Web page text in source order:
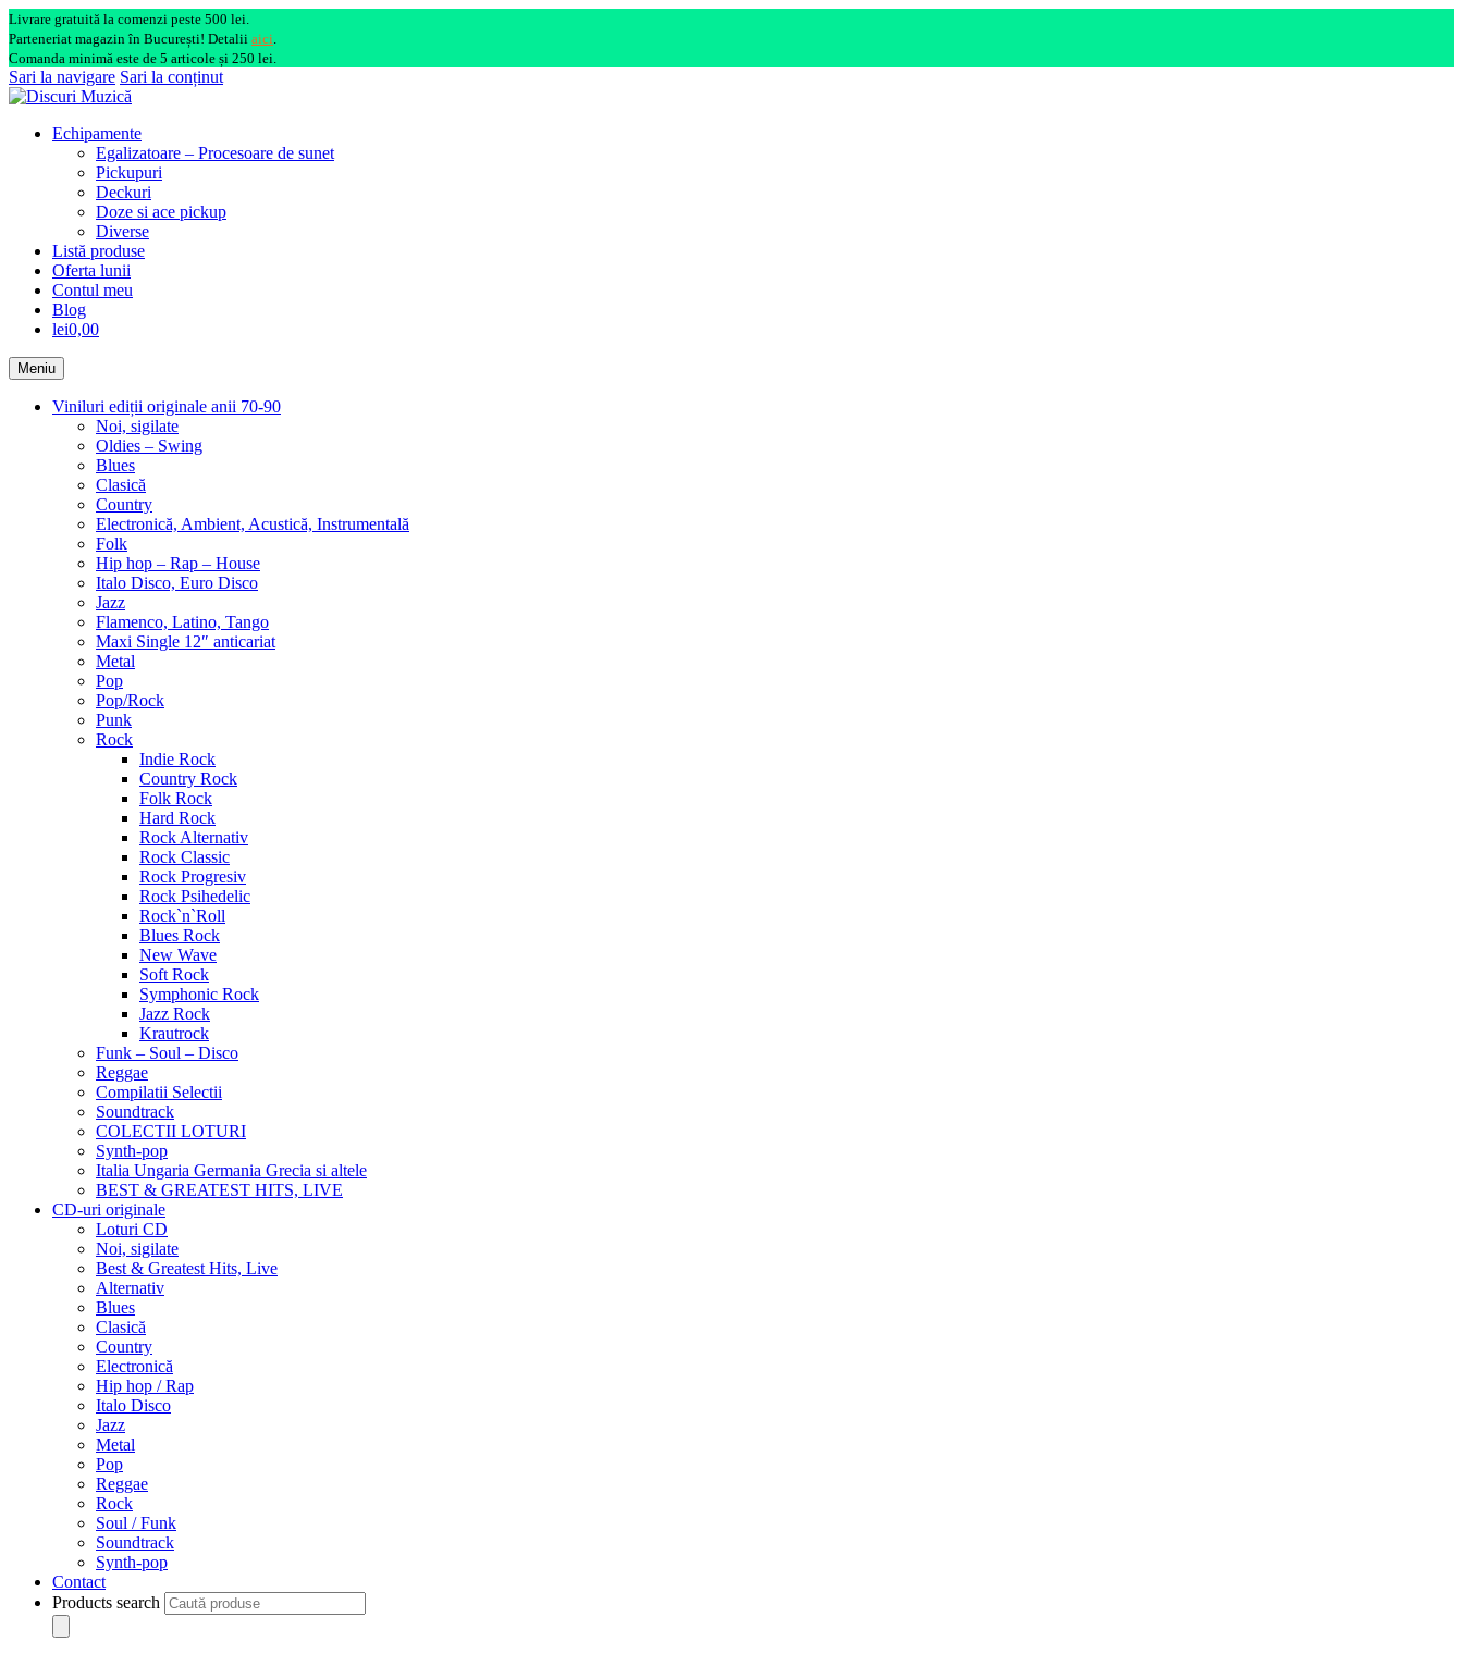
Livrare gratuită la comenzi peste 500 lei.
Parteneriat magazin în București! Detalii aici.
Comanda minimă este de 5 articole și 250 lei.
Sari la navigare Sari la conținut
Echipamente
Egalizatoare – Procesoare de sunet
Pickupuri
Deckuri
Doze si ace pickup
Diverse
Listă produse
Oferta lunii
Contul meu
Blog
lei0,00
Meniu
Viniluri ediții originale anii 70-90
Noi, sigilate
Oldies – Swing
Blues
Clasică
Country
Electronică, Ambient, Acustică, Instrumentală
Folk
Hip hop – Rap – House
Italo Disco, Euro Disco
Jazz
Flamenco, Latino, Tango
Maxi Single 12″ anticariat
Metal
Pop
Pop/Rock
Punk
Rock
Indie Rock
Country Rock
Folk Rock
Hard Rock
Rock Alternativ
Rock Classic
Rock Progresiv
Rock Psihedelic
Rock`n`Roll
Blues Rock
New Wave
Soft Rock
Symphonic Rock
Jazz Rock
Krautrock
Funk – Soul – Disco
Reggae
Compilatii Selectii
Soundtrack
COLECTII LOTURI
Synth-pop
Italia Ungaria Germania Grecia si altele
BEST & GREATEST HITS, LIVE
CD-uri originale
Loturi CD
Noi, sigilate
Best & Greatest Hits, Live
Alternativ
Blues
Clasică
Country
Electronică
Hip hop / Rap
Italo Disco
Jazz
Metal
Pop
Reggae
Rock
Soul / Funk
Soundtrack
Synth-pop
Contact
Products search